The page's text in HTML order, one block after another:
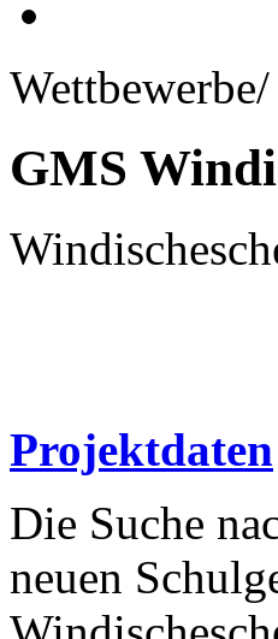
Wettbewerbe/
GMS
Projektdaten
Die Suche
neuen